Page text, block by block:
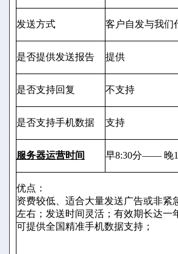
发送方式 客户自发与我们
是否提供发送报告 提供
是否支持回复 不支持
是否支持手机数据 支持
服务器运营时间 早8:30分—— 晚
优点：
资费较低、适合大量发送广告或非紧
左右；发送时间灵活；有效期长达一
可提供全国精准手机数据支持；